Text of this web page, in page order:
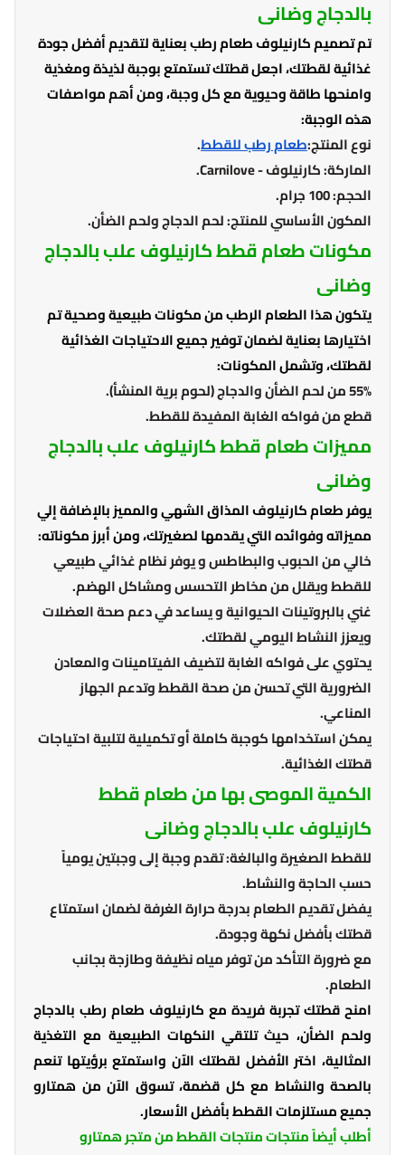
بالدجاج وضانى
تم تصميم كارنيلوف طعام رطب بعناية لتقديم أفضل جودة
غذائية لقطتك، اجعل قطتك تستمتع بوجبة لذيذة ومغذية
وامنحها طاقة وحيوية مع كل وجبة، ومن أهم مواصفات
هذه الوجبة:
نوع المنتج:طعام رطب للقطط.
الماركة: كارنيلوف - Carnilove.
الحجم: 100 جرام.
المكون الأساسي للمنتج: لحم الدجاج ولحم الضأن.
مكونات طعام قطط كارنيلوف علب بالدجاج
وضانى
يتكون هذا الطعام الرطب من مكونات طبيعية وصحية تم
اختيارها بعناية لضمان توفير جميع الاحتياجات الغذائية
لقطتك، وتشمل المكونات:
55% من لحم الضأن والدجاج (لحوم برية المنشأ).
قطع من فواكه الغابة المفيدة للقطط.
مميزات طعام قطط كارنيلوف علب بالدجاج
وضانى
يوفر طعام كارنيلوف المذاق الشهي والمميز بالإضافة إلي
مميزاته وفوائده التي يقدمها لصغيرتك، ومن أبرز مكوناته:
خالي من الحبوب والبطاطس و يوفر نظام غذائي طبيعي
للقطط ويقلل من مخاطر التحسس ومشاكل الهضم.
غني بالبروتينات الحيوانية و يساعد في دعم صحة العضلات
ويعزز النشاط اليومي لقطتك.
يحتوي على فواكه الغابة لتضيف الفيتامينات والمعادن
الضرورية التي تحسن من صحة القطط وتدعم الجهاز
المناعي.
يمكن استخدامها كوجبة كاملة أو تكميلية لتلبية احتياجات
قطتك الغذائية.
الكمية الموصى بها من طعام قطط
كارنيلوف علب بالدجاج وضانى
للقطط الصغيرة والبالغة: تقدم وجبة إلى وجبتين يومياً
حسب الحاجة والنشاط.
يفضل تقديم الطعام بدرجة حرارة الغرفة لضمان استمتاع
قطتك بأفضل نكهة وجودة.
مع ضرورة التأكد من توفر مياه نظيفة وطازجة بجانب
الطعام.
امنح قطتك تجربة فريدة مع كارنيلوف طعام رطب بالدجاج
ولحم الضأن، حيث تلتقي النكهات الطبيعية مع التغذية
المثالية، اختر الأفضل لقطتك الآن واستمتع برؤيتها تنعم
بالصحة والنشاط مع كل قضمة، تسوق الآن من همتارو
جميع مستلزمات القطط بأفضل الأسعار.
أطلب أيضاً منتجات منتجات القطط من متجر همتارو